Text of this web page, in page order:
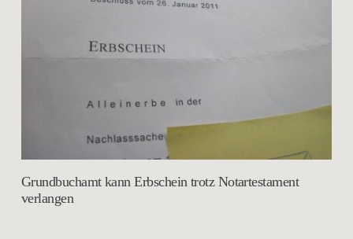
Grundbuchamt kann Erbschein trotz Notartestament
verlangen